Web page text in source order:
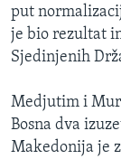
put
je bio rezultat
Sjedinjenih
Medjutim i Mur
Bosna dva
Makedonija je